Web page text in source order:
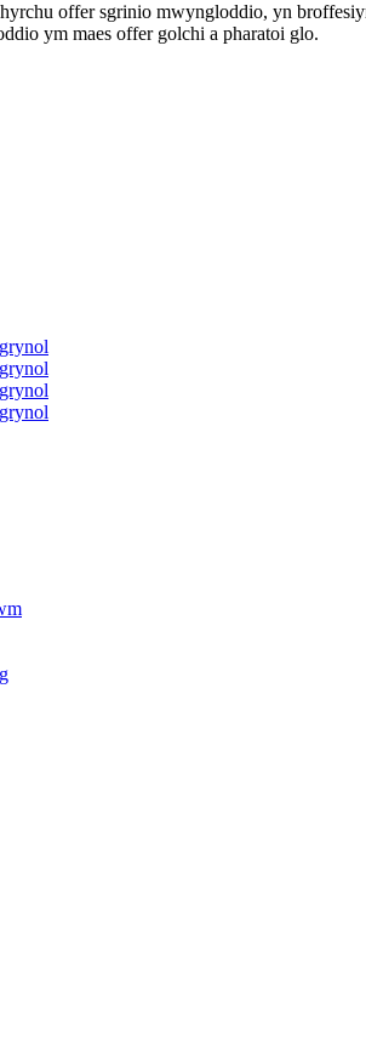
offer sgrinio mwyngloddio, yn
ym maes offer golchi a pharatoi glo.